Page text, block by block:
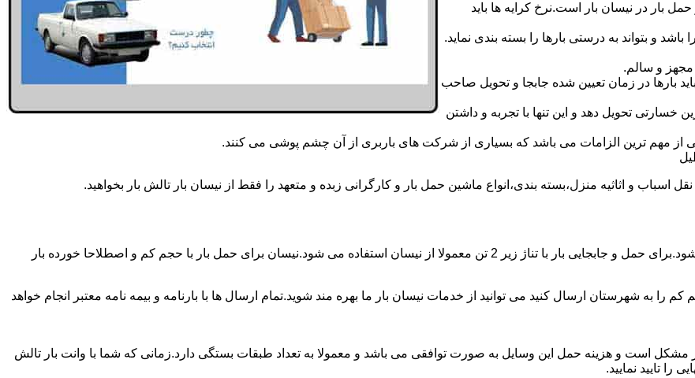
بار در نیسان بار است.نرخ کرایه ها باید
و بتواند به درستی بارها را بسته بندی نماید.
مجهز و سالم.
بارها در زمان تعیین شده جابجا و تحویل صاحب
خسارتی تحویل دهد و این تنها با تجربه و داشتن
یکی از مهم ترین الزامات می باشد که بسیاری از شرکت های باربری از آن چشم پوشی می کنند.
و اثاثیه منزل،بسته بندی،انواع ماشین حمل بار و کارگرانی زبده و متعهد را فقط از نیسان بار تالش بار بخواهید.
حمل و جابجایی بار با نیسان در نیسان بار تالش بار همه روزه انجام می شود.برای حمل و جابجایی بار با تناژ زیر 2 تن معمولا از نیسان استفاده می شود.نیسان برای حمل بار با حجم کم و اصطلاحا خورده بار
را به شهرستان ارسال کنید می توانید از خدمات نیسان بار ما بهره مند شوید.تمام ارسال ها با بارنامه و بیمه نامه معتبر انجام خواهد
مشکل است و هزینه حمل این وسایل به صورت توافقی می باشد و معمولا به تعداد طبقات بستگی دارد.زمانی که شما با وانت بار تالش
را تایید نمایید.